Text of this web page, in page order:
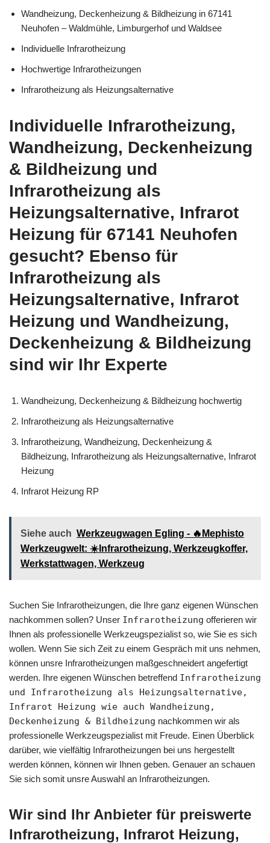
Wandheizung, Deckenheizung & Bildheizung in 67141
Neuhofen – Waldmühle, Limburgerhof und Waldsee
Individuelle Infrarotheizung
Hochwertige Infrarotheizungen
Infrarotheizung als Heizungsalternative
Individuelle Infrarotheizung,
Wandheizung, Deckenheizung
& Bildheizung und
Infrarotheizung als
Heizungsalternative, Infrarot
Heizung für 67141 Neuhofen
gesucht? Ebenso für
Infrarotheizung als
Heizungsalternative, Infrarot
Heizung und Wandheizung,
Deckenheizung & Bildheizung
sind wir Ihr Experte
Wandheizung, Deckenheizung & Bildheizung hochwertig
Infrarotheizung als Heizungsalternative
Infrarotheizung, Wandheizung, Deckenheizung &
Bildheizung, Infrarotheizung als Heizungsalternative, Infrarot
Heizung
Infrarot Heizung RP
Siehe auch Werkzeugwagen Egling - 🔥Mephisto
Werkzeugwelt: ☀️Infrarotheizung, Werkzeugkoffer,
Werkstattwagen, Werkzeug
Suchen Sie Infrarotheizungen, die Ihre ganz eigenen Wünschen
nachkommen sollen? Unser Infrarotheizung offerieren wir
Ihnen als professionelle Werkzeugspezialist so, wie Sie es sich
wollen. Wenn Sie sich Zeit zu einem Gespräch mit uns nehmen,
können unsre Infrarotheizungen maßgeschneidert angefertigt
werden. Ihre eigenen Wünschen betreffend Infrarotheizung
und Infrarotheizung als Heizungsalternative,
Infrarot Heizung wie auch Wandheizung,
Deckenheizung & Bildheizung nachkommen wir als
professionelle Werkzeugspezialist mit Freude. Einen Überblick
darüber, wie vielfältig Infrarotheizungen bei uns hergestellt
werden können, können wir Ihnen geben. Genauer an schauen
Sie sich somit unsre Auswahl an Infrarotheizungen.
Wir sind Ihr Anbieter für preiswerte
Infrarotheizung, Infrarot Heizung,